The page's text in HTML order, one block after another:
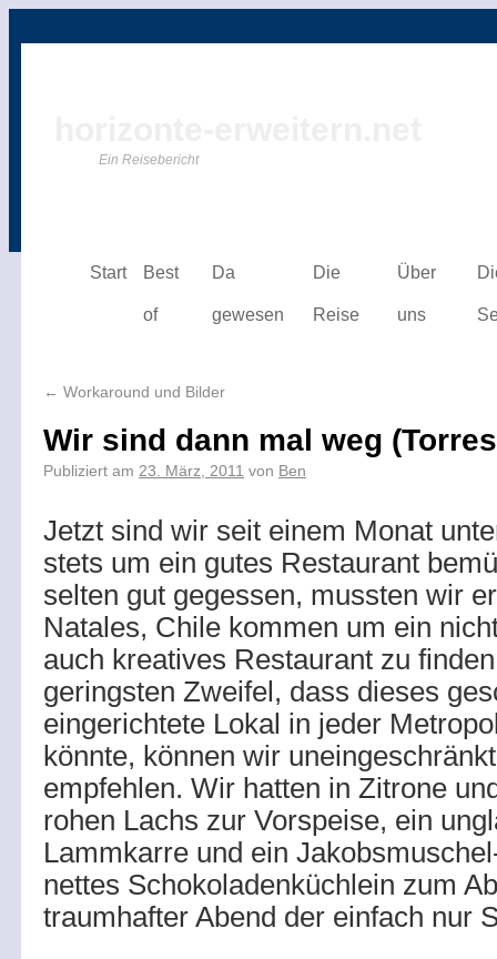
Ein Reisebericht
Start Best
of
Da
gewesen
Die
Reise
Über
uns
← Workaround und Bilder
Wir sind dann mal weg
Publiziert am 23. März, 2011 von Ben
Jetzt sind wir seit einem Monat
stets um ein gutes Restaurant
selten gut gegessen, mussten wir
Natales, Chile kommen um ein
auch kreatives Restaurant zu
geringsten Zweifel, dass dieses
eingerichtete Lokal in jeder
könnte, können wir
empfehlen. Wir hatten in Zitrone
rohen Lachs zur Vorspeise, ein
Lammkarre und ein
nettes Schokoladenküchlein zum
traumhafter Abend der einfach nur